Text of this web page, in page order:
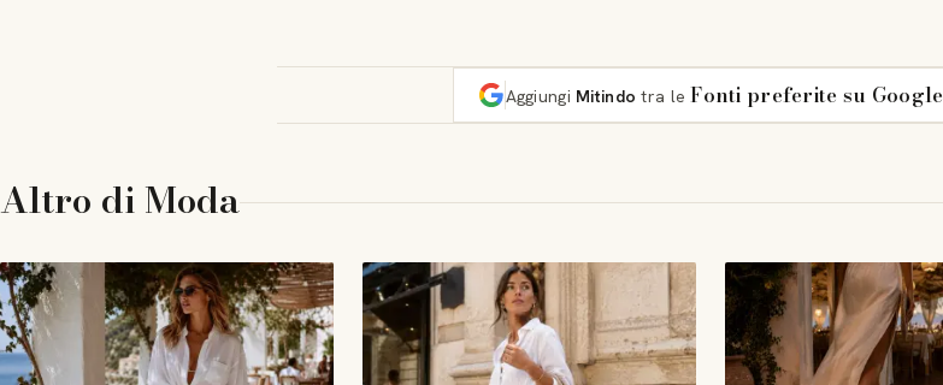
Aggiungi Mitindo tra le Fonti preferite su Google
Altro diModa